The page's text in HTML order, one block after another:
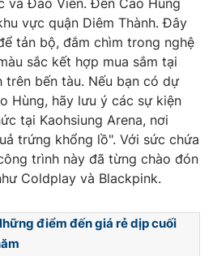
và Đào Viên. Đến Cao Hùng
vực quận Diêm Thành. Đây
tản bộ, đắm chìm trong nghệ
sắc kết hợp mua sắm tại
trên bến tàu. Nếu bạn có dự
Hùng, hãy lưu ý các sự kiện
tại Kaohsiung Arena, nơi
trứng khổng lồ". Với sức chứa
trình này đã từng chào đón
Coldplay và Blackpink.
điểm đến giá rẻ dịp cuối